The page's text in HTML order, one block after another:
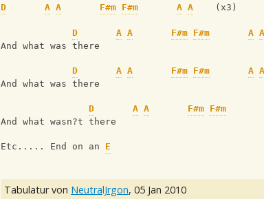
D A A F#m F#m A A
    (x3)
D A A F#m F#m A A
And what was there
D A A F#m F#m A A
And what was there
D A A F#m F#m
And what wasn?t there
Etc..... End on an E
Tabulatur von NeutralJrgon, 05 Jan 2010